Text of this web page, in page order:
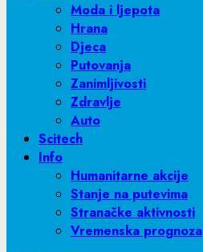
Moda i ljepota
Hrana
Djeca
Putovanja
Zanimljivosti
Zdravlje
Auto
Scitech
Info
Humanitarne akcije
Stanje na putevima
Stranačke aktivnosti
Vremenska prognoza